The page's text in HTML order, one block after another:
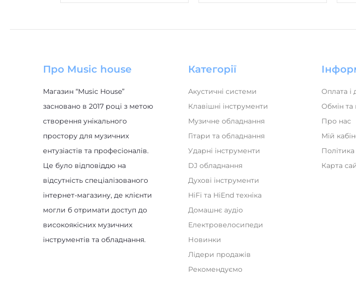
Про Music house
Магазин “Music House”
засновано в 2017 році з метою
створення унікального
простору для музичних
ентузіастів та професіоналів.
Це було відповіддю на
відсутність спеціалізованого
інтернет-магазину, де клієнти
могли б отримати доступ до
високоякісних музичних
інструментів та обладнання.
Категорії
Акустичні системи
Клавішні інструменти
Музичне обладнання
Гітари та обладнання
Ударні інструменти
DJ обладнання
Духові інструменти
HiFi та HiEnd техніка
Домашнє аудіо
Електровелосипеди
Новинки
Лідери продажів
Рекомендуємо
Оплата і
Обмін та
Про нас
Мій
Політика
Карта